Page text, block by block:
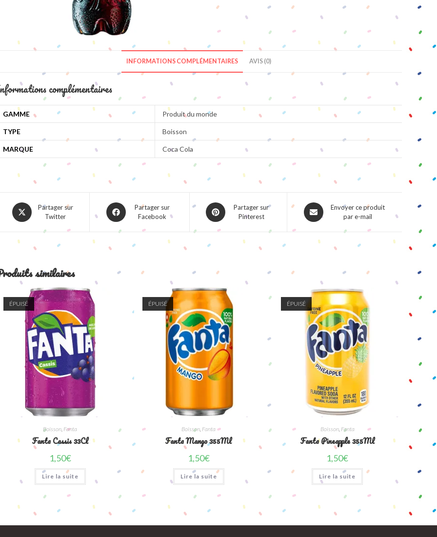
INFORMATIONS COMPLÉMENTAIRES AVIS (0)
complémentaires
GAMME Produit du monde
TYPE Boisson
MARQUE Coca Cola
Opens
in
new
window
Partager sur
Twitter
Opens
in
window
Partager sur
Facebook
Opens
in
window
Partager sur
Pinterest
Opens
in
Envoyer ce produit
par e-mail
similaires
ÉPUISÉ
Boisson, Fanta
Fanta Cassis 33Cl
1,50€
Lire la suite
ÉPUISÉ
Boisson, Fanta
Fanta Mango 355Ml
1,50€
Lire la suite
ÉPUISÉ
Boisson, Fanta
Fanta Pineapple 355Ml
1,50€
Lire la suite